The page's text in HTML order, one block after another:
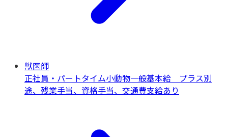
獣医師
正社員・パートタイム小動物一般基本給 プラス別
途、残業手当、資格手当、交通費支給あり